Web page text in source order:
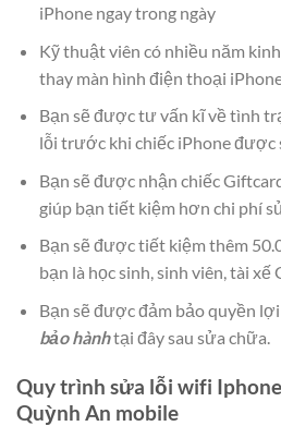
iPhone ngay trong ngày
Kỹ thuật viên có nhiều năm
thay màn hình điện thoại iPhone,
Bạn sẽ được tư vấn kĩ về tình
lỗi trước khi chiếc iPhone được
Bạn sẽ được nhận chiếc
giúp bạn tiết kiệm hơn chi phí
Bạn sẽ được tiết kiệm thêm
bạn là học sinh, sinh viên, tài xế
Bạn sẽ được đảm bảo quyền
bảo hànhtại đây sau sửa chữa.
Quy trình sửa lỗi wifi
Quỳnh An mobile